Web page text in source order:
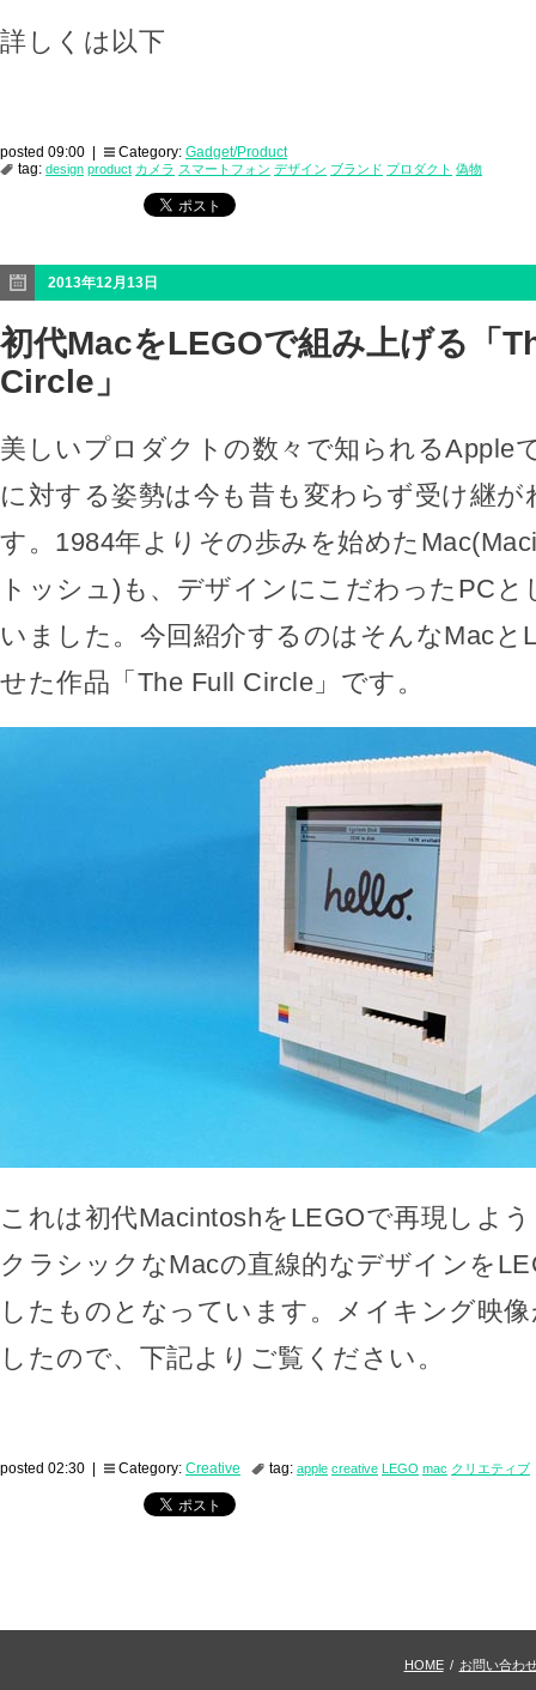
詳しくは以下
posted 09:00 | Category: Gadget/Product
tag: design product カメラ スマートフォン デザイン ブランド プロダクト 偽物
2013年12月13日
初代MacをLEGOで組み上げる「
Circle」
美しいプロダクトの数々で知られるApple
に対する姿勢は今も昔も変わらず受け継
す。1984年よりその歩みを始めた
トッシュ)も、デザインにこだわったPC
いました。今回紹介するのはそんなMacと
せた作品「The Full Circle」です。
これは初代MacintoshをLEGOで再現しよ
クラシックなMacの直線的なデザインを
したものとなっています。メイキング映
したので、下記よりご覧ください。
posted 02:30 | Category: Creative tag: apple creative LEGO mac クリエティブ
HOME / お問い合わ